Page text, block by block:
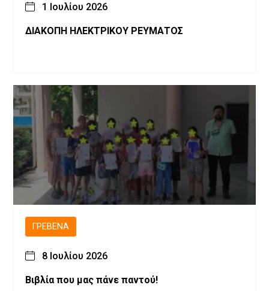
1 Ιουλίου 2026
ΔΙΑΚΟΠΗ ΗΛΕΚΤΡΙΚΟΥ ΡΕΥΜΑΤΟΣ
ΓΡΕΒΕΝΆ
8 Ιουλίου 2026
Βιβλία που μας πάνε παντού!